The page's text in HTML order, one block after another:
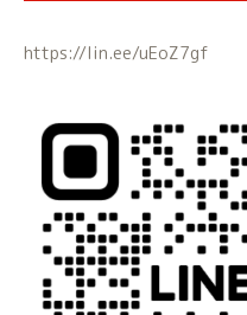
https://lin.ee/uEoZ7gf